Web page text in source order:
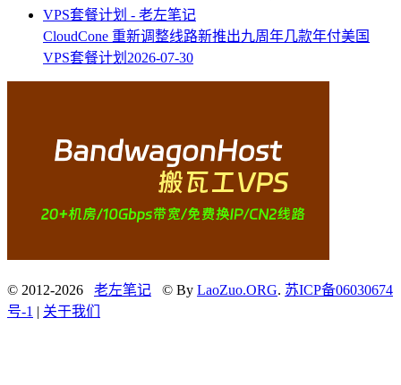
CloudCone 重新调整线路新推出九周年几款年付美国
VPS套餐计划 2026-07-30
© 2012-2026 老左笔记 © By LaoZuo.ORG. 苏ICP备06030674
号-1 | 关于我们